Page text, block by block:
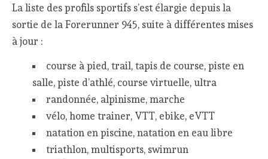
La liste des profils sportifs s’est élargie depuis la
sortie de la Forerunner 945, suite à différentes mises
à jour :
course à pied, trail, tapis de course, piste en
salle, piste d’athlé, course virtuelle, ultra
randonnée, alpinisme, marche
vélo, home trainer, VTT, ebike, eVTT
natation en piscine, natation en eau libre
triathlon, multisports, swimrun